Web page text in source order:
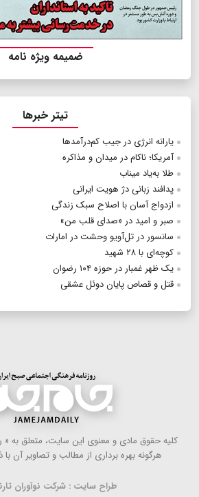
ضمیمه ویژه نامه
تیتر خبرها
یارانه انرژی در جیب کم‌درآمدها
آمریکا؛ ناکام در میدان و مذاکره
طلا به‌یاد میناب
پدافند زبانی دژ هویت ایرانی
ازدواج آسان با اصلاح سبک زندگی
صبر و امید در «صدای قلب من»
سانسور در تل‌آویو وحشت در امارات
کوچه‌ای با ۲۸ شهید
یک ظهر غمبار در حوزه ۱۰۴ رضوان
قتل و قصاص پایان دوئل عشقی
كلیه حقوق مادی و معنوی این سایت، متعلق به
هرگونه بهره ‌برداری از مطالب و تصاویر آن
طراح سایت : شرکت نوآوران